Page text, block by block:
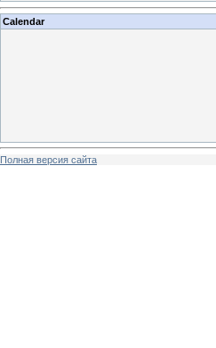
Calendar
Полная версия сайта